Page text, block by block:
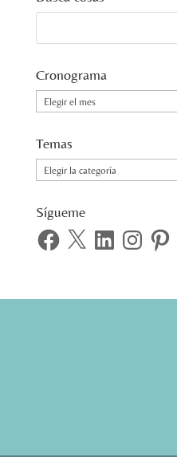
Cronograma
Cronograma
Temas
Temas
Sígueme
Facebook
X LinkedInInstagramPinterest